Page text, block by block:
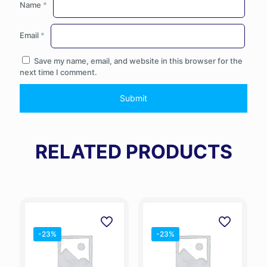
Name *
Email *
Save my name, email, and website in this browser for the
next time I comment.
RELATED PRODUCTS
-23% -23%